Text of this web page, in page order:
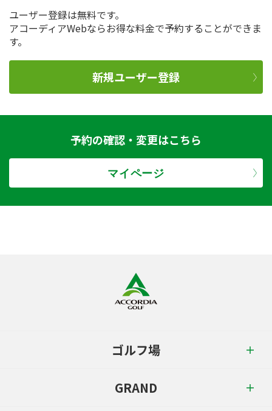
ユーザー登録は無料です。
アコーディアWebならお得な料金で予約することができま
す。
新規ユーザー登録
予約の確認・変更はこちら
マイページ
ゴルフ場
GRAND